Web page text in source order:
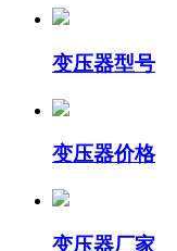
变压器型号
变压器价格
变压器厂家